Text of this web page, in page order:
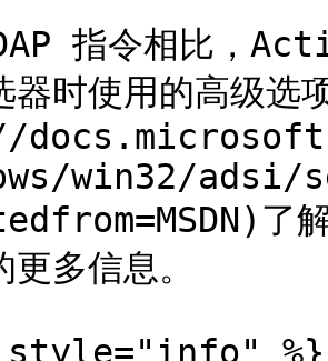
指令相比，
器时使用的高级
win32/
多信息。
%}